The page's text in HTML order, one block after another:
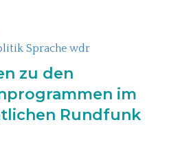
Sprache wdr
zu den
im
Rundfunk